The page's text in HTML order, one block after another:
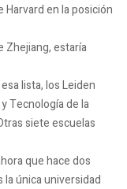
Harvard en la posición
Zhejiang, estaría
lista, los Leiden
Tecnología de la
siete escuelas
que hace dos
la única universidad